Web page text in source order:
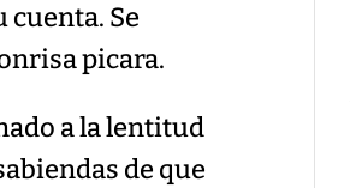
cuenta. Se
picara.
a la lentitud
de que